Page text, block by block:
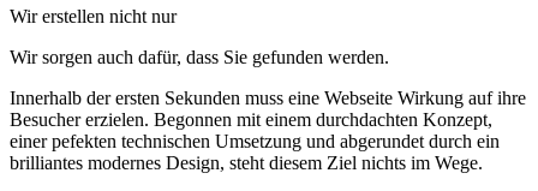
Wir erstellen nicht nur
Wir sorgen auch dafür, dass Sie gefunden werden.
Innerhalb der ersten Sekunden muss eine Webseite Wirkung auf ihre
Besucher erzielen. Begonnen mit einem durchdachten Konzept,
einer pefekten technischen Umsetzung und abgerundet durch ein
brilliantes modernes Design, steht diesem Ziel nichts im Wege.